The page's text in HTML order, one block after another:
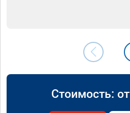
Стоимость: от